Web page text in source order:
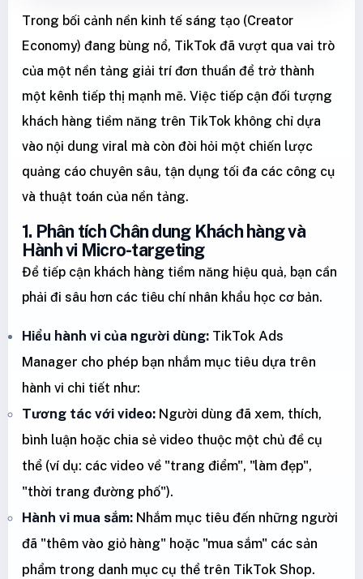
Trong bối cảnh nền kinh tế sáng tạo (Creator
Economy) đang bùng nổ, TikTok đã vượt qua vai trò
của một nền tảng giải trí đơn thuần để trở thành
một kênh tiếp thị mạnh mẽ. Việc tiếp cận đối tượng
khách hàng tiềm năng trên TikTok không chỉ dựa
vào nội dung viral mà còn đòi hỏi một chiến lược
quảng cáo chuyên sâu, tận dụng tối đa các công cụ
và thuật toán của nền tảng.
1. Phân tích Chân dung Khách hàng và
Hành vi Micro-targeting
Để tiếp cận khách hàng tiềm năng hiệu quả, bạn cần
phải đi sâu hơn các tiêu chí nhân khẩu học cơ bản.
Hiểu hành vi của người dùng: TikTok Ads
Manager cho phép bạn nhắm mục tiêu dựa trên
hành vi chi tiết như:
Tương tác với video: Người dùng đã xem, thích,
bình luận hoặc chia sẻ video thuộc một chủ đề cụ
thể (ví dụ: các video về "trang điểm", "làm đẹp",
"thời trang đường phố").
Hành vi mua sắm: Nhắm mục tiêu đến những người
đã "thêm vào giỏ hàng" hoặc "mua sắm" các sản
phẩm trong danh mục cụ thể trên TikTok Shop.